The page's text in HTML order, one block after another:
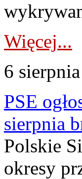
Więcej...
6
PSE
sierpnia
Polskie
okresy